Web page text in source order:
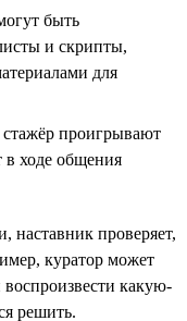
быть
и скрипты,
для
проигрывают
в ходе общения
наставник проверяет,
куратор может
какую-
решить.